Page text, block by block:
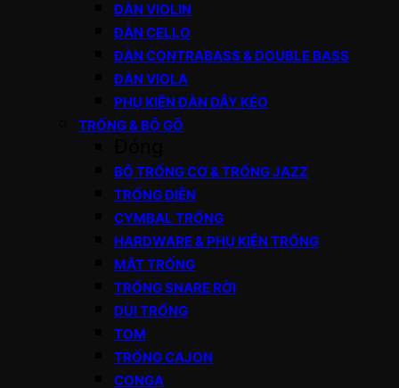
ĐÀN VIOLIN
ĐÀN CELLO
ĐÀN CONTRABASS & DOUBLE BASS
ĐÀN VIOLA
PHỤ KIỆN ĐÀN DÂY KÉO
TRỐNG & BỘ GÕ
BỘ TRỐNG CƠ & TRỐNG JAZZ
TRỐNG ĐIỆN
CYMBAL TRỐNG
HARDWARE & PHỤ KIỆN TRỐNG
MẶT TRỐNG
TRỐNG SNARE RỜI
DÙI TRỐNG
TOM
TRỐNG CAJON
CONGA